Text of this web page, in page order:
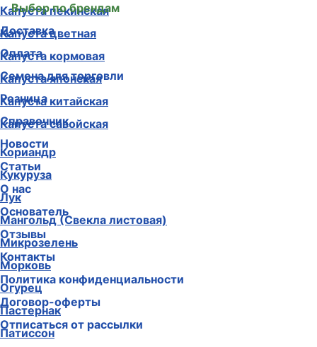
Капуста пекинская
Капуста цветная
Капуста кормовая
Капуста японская
Капуста китайская
Капуста савойская
Кориандр
Кукуруза
Лук
Мангольд (Свекла листовая)
Микрозелень
Морковь
Огурец
Пастернак
Патиссон
Выбор по брендам
Доставка
Оплата
Семена для торговли
Розница
Справочник
Новости
Статьи
О нас
Основатель
Отзывы
Контакты
Политика конфиденциальности
Договор-оферты
Отписаться от рассылки